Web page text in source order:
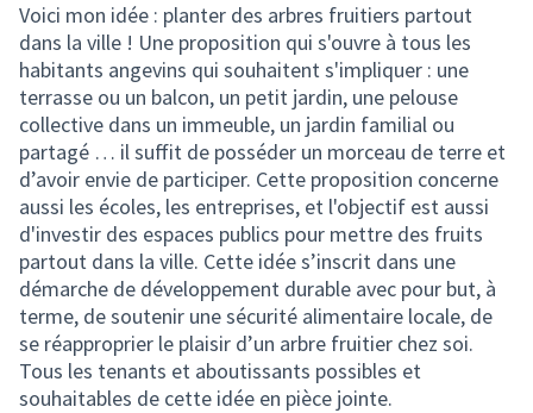
Voici mon idée : planter des arbres fruitiers partout
dans la ville ! Une proposition qui s'ouvre à tous les
habitants angevins qui souhaitent s'impliquer : une
terrasse ou un balcon, un petit jardin, une pelouse
collective dans un immeuble, un jardin familial ou
partagé … il suffit de posséder un morceau de terre et
d’avoir envie de participer. Cette proposition concerne
aussi les écoles, les entreprises, et l'objectif est aussi
d'investir des espaces publics pour mettre des fruits
partout dans la ville. Cette idée s’inscrit dans une
démarche de développement durable avec pour but, à
terme, de soutenir une sécurité alimentaire locale, de
se réapproprier le plaisir d’un arbre fruitier chez soi.
Tous les tenants et aboutissants possibles et
souhaitables de cette idée en pièce jointe.